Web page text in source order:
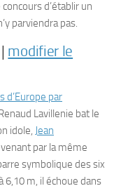
d’établir un
parviendra pas.
modifier le
d’Europe par
Lavillenie bat le
idole, Jean
par la même
symbolique des six
6,10 m, il échoue dans